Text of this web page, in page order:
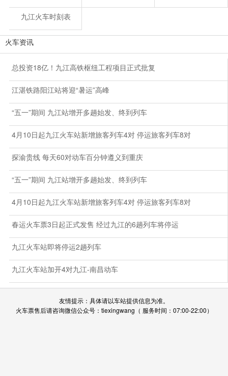
九江火车时刻表
火车资讯
总投资18亿！九江高铁枢纽工程项目正式批复
江湛铁路阳江站将迎“暑运”高峰
“五一”期间 九江站增开多趟始发、终到列车
4月10日起九江火车站新增旅客列车4对 停运旅客列车8对
探渝贵线 每天60对动车百分钟遵义到重庆
“五一”期间 九江站增开多趟始发、终到列车
4月10日起九江火车站新增旅客列车4对 停运旅客列车8对
春运火车票3日起正式发售 经过九江的6趟列车将停运
九江火车站即将停运2趟列车
九江火车站加开4对九江-南昌动车
友情提示：具体请以车站提供信息为准。
火车票售后请咨询微信公众号：tiexingwang（ 服务时间：07:00-22:00）